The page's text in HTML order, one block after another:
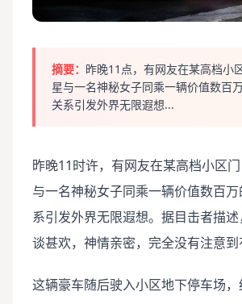
摘要： 昨晚11点，有网友在某高档小
星与一名神秘女子同乘一辆价值数百
关系引发外界无限遐想...
昨晚11时许，有网友在某高档小区
与一名神秘女子同乘一辆价值数百
系引发外界无限遐想。据目击者描
谈甚欢，神情亲密，完全没有注意到
这辆豪车随后驶入小区地下停车场